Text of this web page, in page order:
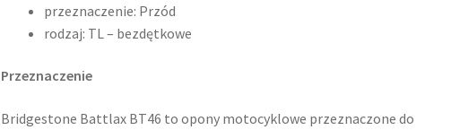
przeznaczenie: Przód
rodzaj: TL – bezdętkowe
Przeznaczenie
Bridgestone Battlax BT46 to opony motocyklowe przeznaczone do